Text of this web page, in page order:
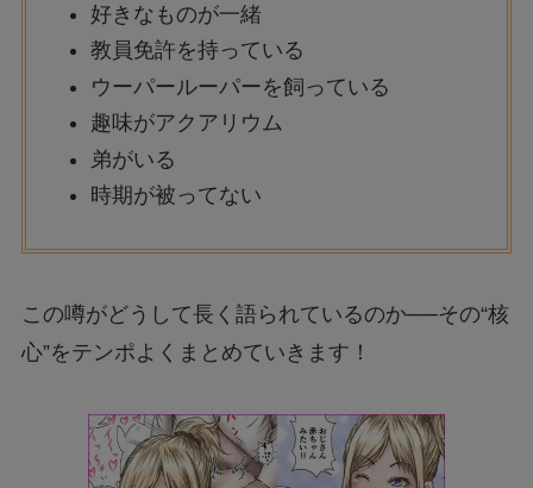
好きなものが一緒
教員免許を持っている
ウーパールーパーを飼っている
趣味がアクアリウム
弟がいる
時期が被ってない
この噂がどうして長く語られているのか──その“核
心”をテンポよくまとめていきます！